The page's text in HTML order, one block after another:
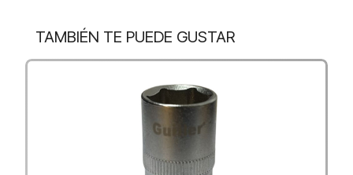
TAMBIÉN TE PUEDE GUSTAR